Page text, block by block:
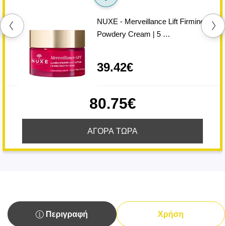
NUXE - Merveillance Lift Firming
Powdery Cream | 5 …
39.42€
80.75€
ΑΓΟΡΑ ΤΩΡΑ
Περιγραφή Χρήση